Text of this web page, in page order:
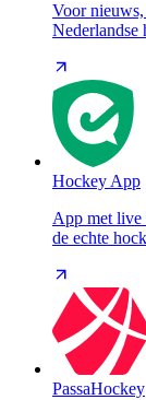
Voor
Nederlandse
Hockey App
App met live
de echte
PassaHockey